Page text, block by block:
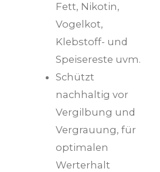
Fett, Nikotin,
Vogelkot,
Klebstoff- und
Speisereste uvm.
Schützt
nachhaltig vor
Vergilbung und
Vergrauung, für
optimalen
Werterhalt